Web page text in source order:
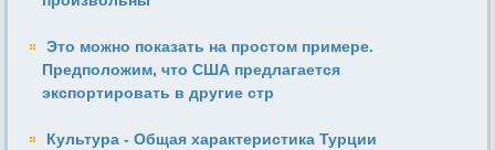
Это можно показать на простом примере.
Предположим, что США предлагается
экспортировать в другие стр
Культура - Общая характеристика Турции